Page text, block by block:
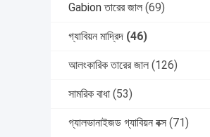
Gabion তারের জাল (69)
গ্যাবিয়ন মাদ্রিদ (46)
আলংকারিক তারের জাল (126)
সামরিক বাধা (53)
গ্যালভানাইজড গ্যাবিয়ন বক্স (71)